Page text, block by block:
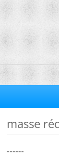
masse
------